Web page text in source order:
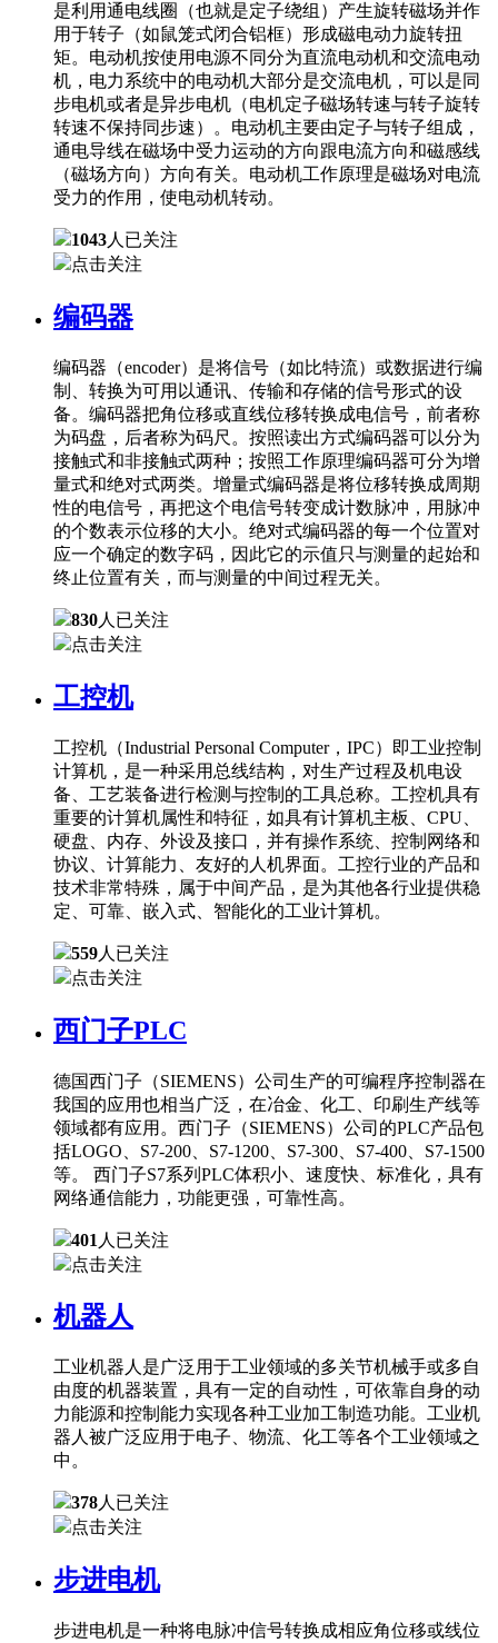
是利用通电线圈（也就是定子绕组）产生旋转磁场并作
用于转子（如鼠笼式闭合铝框）形成磁电动力旋转扭
矩。电动机按使用电源不同分为直流电动机和交流电动
机，电力系统中的电动机大部分是交流电机，可以是同
步电机或者是异步电机（电机定子磁场转速与转子旋转
转速不保持同步速）。电动机主要由定子与转子组成，
通电导线在磁场中受力运动的方向跟电流方向和磁感线
（磁场方向）方向有关。电动机工作原理是磁场对电流
受力的作用，使电动机转动。
1043人已关注
点击关注
编码器
编码器（encoder）是将信号（如比特流）或数据进行编
制、转换为可用以通讯、传输和存储的信号形式的设
备。编码器把角位移或直线位移转换成电信号，前者称
为码盘，后者称为码尺。按照读出方式编码器可以分为
接触式和非接触式两种；按照工作原理编码器可分为增
量式和绝对式两类。增量式编码器是将位移转换成周期
性的电信号，再把这个电信号转变成计数脉冲，用脉冲
的个数表示位移的大小。绝对式编码器的每一个位置对
应一个确定的数字码，因此它的示值只与测量的起始和
终止位置有关，而与测量的中间过程无关。
830人已关注
点击关注
工控机
工控机（Industrial Personal Computer，IPC）即工业控制
计算机，是一种采用总线结构，对生产过程及机电设
备、工艺装备进行检测与控制的工具总称。工控机具有
重要的计算机属性和特征，如具有计算机主板、CPU、
硬盘、内存、外设及接口，并有操作系统、控制网络和
协议、计算能力、友好的人机界面。工控行业的产品和
技术非常特殊，属于中间产品，是为其他各行业提供稳
定、可靠、嵌入式、智能化的工业计算机。
559人已关注
点击关注
西门子PLC
德国西门子（SIEMENS）公司生产的可编程序控制器在
我国的应用也相当广泛，在冶金、化工、印刷生产线等
领域都有应用。西门子（SIEMENS）公司的PLC产品包
括LOGO、S7-200、S7-1200、S7-300、S7-400、S7-1500
等。 西门子S7系列PLC体积小、速度快、标准化，具有
网络通信能力，功能更强，可靠性高。
401 人已关注
点击关注
机器人
工业机器人是广泛用于工业领域的多关节机械手或多自
由度的机器装置，具有一定的自动性，可依靠自身的动
力能源和控制能力实现各种工业加工制造功能。工业机
器人被广泛应用于电子、物流、化工等各个工业领域之
中。
378人已关注
点击关注
步进电机
步进电机是一种将电脉冲信号转换成相应角位移或线位